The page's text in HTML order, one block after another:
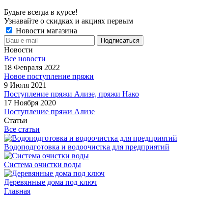
Будьте всегда в курсе!
Узнавайте о скидках и акциях первым
Новости магазина
Новости
Все новости
18 Февраля 2022
Новое поступление пряжи
9 Июля 2021
Поступление пряжи Ализе, пряжи Нако
17 Ноября 2020
Поступление пряжи Ализе
Статьи
Все статьи
Водоподготовка и водоочистка для предприятий
Система очистки воды
Деревянные дома под ключ
Главная